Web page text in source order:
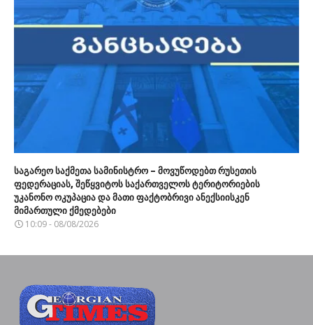
საგარეო საქმეთა სამინისტრო – მოვუწოდებთ რუსეთის
ფედერაციას, შეწყვიტოს საქართველოს ტერიტორიების
უკანონო ოკუპაცია და მათი ფაქტობრივი ანექსიისკენ
მიმართული ქმედებები
10:09 - 08/08/2026